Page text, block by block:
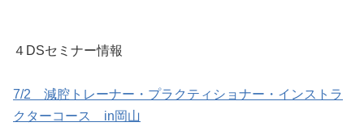
４DSセミナー情報
7/2 減腔トレーナー・プラクティショナー・インストラ
クターコース in岡山